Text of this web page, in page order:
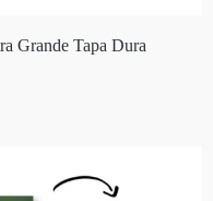
Grande Tapa Dura